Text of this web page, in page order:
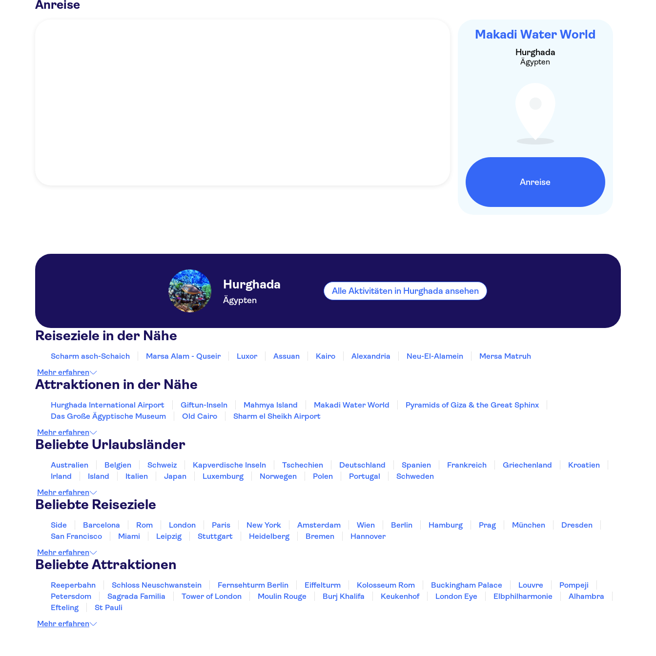
Anreise
Makadi Water World
Hurghada
Ägypten
Anreise
Hurghada
Ägypten
Alle Aktivitäten in Hurghada ansehen
Reiseziele in der Nähe
Scharm asch-Schaich Marsa Alam - Quseir Luxor Assuan Kairo Alexandria Neu-El-Alamein
Mersa Matruh
Mehr erfahren
Attraktionen in der Nähe
Hurghada International Airport Giftun-Inseln Mahmya Island Makadi Water World
Pyramids of Giza & the Great Sphinx
Das Große Ägyptische Museum
Old Cairo
Sharm el Sheikh Airport
Mehr erfahren
Beliebte Urlaubsländer
Australien Belgien Schweiz Kapverdische Inseln Tschechien Deutschland Spanien Frankreich Griechenland
Kroatien
Irland
Island Italien Japan Luxemburg Norwegen Polen Portugal
Schweden
Mehr erfahren
Beliebte Reiseziele
Side Barcelona Rom London Paris New York Amsterdam Wien Berlin Hamburg Prag München
Dresden
San Francisco
Miami Leipzig Stuttgart Heidelberg Bremen
Hannover
Mehr erfahren
Beliebte Attraktionen
Reeperbahn Schloss Neuschwanstein Fernsehturm Berlin Eiffelturm Kolosseum Rom Buckingham Palace Louvre
Pompeji
Petersdom
Sagrada Familia Tower of London Moulin Rouge Burj Khalifa Keukenhof London Eye Elbphilharmonie
Alhambra
Efteling
St Pauli
Mehr erfahren